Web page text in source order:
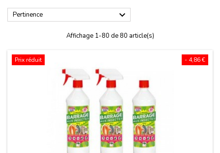
Pertinence 
Affichage 1-80 de 80 article(s)
- 4,86 €
Prix réduit